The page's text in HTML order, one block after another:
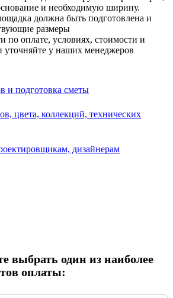
и необходимую ширину.
должна быть подготовлена и
размеры
по оплате, условиях, стоимости и
уточняйте у наших менеджеров
и подготовка сметы
цвета, коллекций, технических
дизайнерам
выбрать один из наиболее
оплаты: